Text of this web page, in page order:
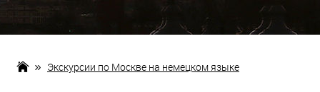
Экскурсии по Москве на немецком языке